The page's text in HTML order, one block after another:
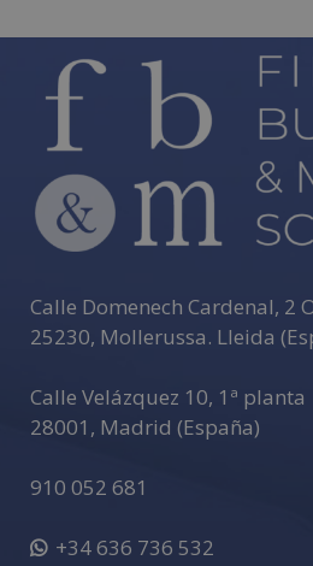
Calle Domenech Cardenal, 2
25230, Mollerussa. Lleida
Calle Velázquez 10, 1ª planta
28001 , Madrid (España)
910 052 681
+34 636 736 532